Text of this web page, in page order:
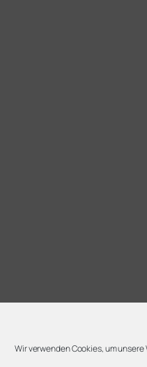
Wir verwenden Cookies, um